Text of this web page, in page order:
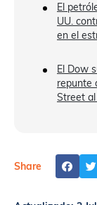
El
UU.
en el
El Dow
repunte
Street
Share